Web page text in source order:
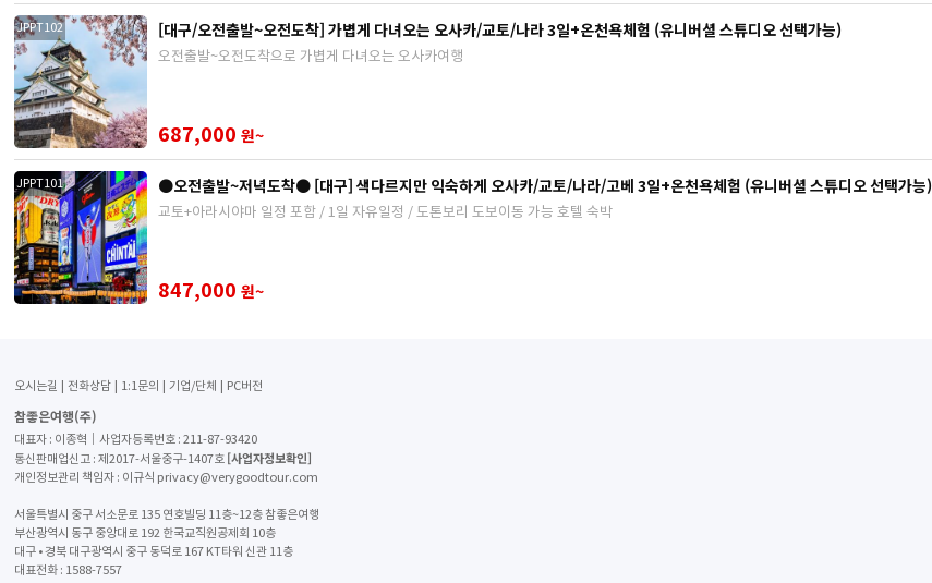
JPPT102 [대구/오전출발~오전도착] 가볍게 다녀오는 오사카/교토/나라 3일+온천욕체험 (유니버셜 스튜디오 선택가능)
오전출발~오전도착으로 가볍게 다녀오는 오사카여행
687,000 원~
JPPT101 ●오전출발~저녁도착● [대구] 색다르지만 익숙하게 오사카/교토/나라/고베 3일+온천욕체험 (유니버셜 스튜디오 선택가능)
교토+아라시야마 일정 포함 / 1일 자유일정 / 도톤보리 도보이동 가능 호텔 숙박
847,000 원~
오시는길 전화상담 1:1문의 기업/단체 PC버전
참좋은여행(주)
대표자 : 이종혁│사업자등록번호 : 211-87-93420
통신판매업신고 : 제2017-서울중구-1407호 [사업자정보확인]
개인정보관리 책임자 : 이규식 privacy@verygoodtour.com
서울특별시 중구 서소문로 135 연호빌딩 11층~12층 참좋은여행
부산광역시 동구 중앙대로 192 한국교직원공제회 10층
대구 • 경북 대구광역시 중구 동덕로 167 KT타워 신관 11층
대표전화 : 1588-7557